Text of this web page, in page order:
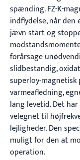
spænding. FZ-K-
indflydelse, når
jævn start og
forårsage
slidbestandig,
superloy-
varmeafledning,
lang levetid. Det
velegnet til
lejligheder. Den
muligt for den at
operation.